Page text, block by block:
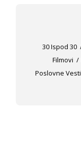
30 Ispod 30
Filmovi
Poslovne Vesti